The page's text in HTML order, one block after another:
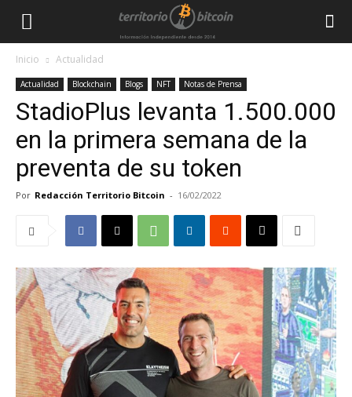
Inicio Actualidad
Actualidad Blockchain Blogs NFT Notas de Prensa
StadioPlus levanta 1.500.000
en la primera semana de la
preventa de su token
Por Redacción Territorio Bitcoin - 16/02/2022